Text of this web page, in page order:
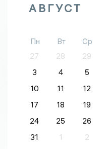
АВГУСТ
Пн Вт Ср
27
28 29
3
4 5
10
11 12
17
18 19
24
25 26
31
1 2